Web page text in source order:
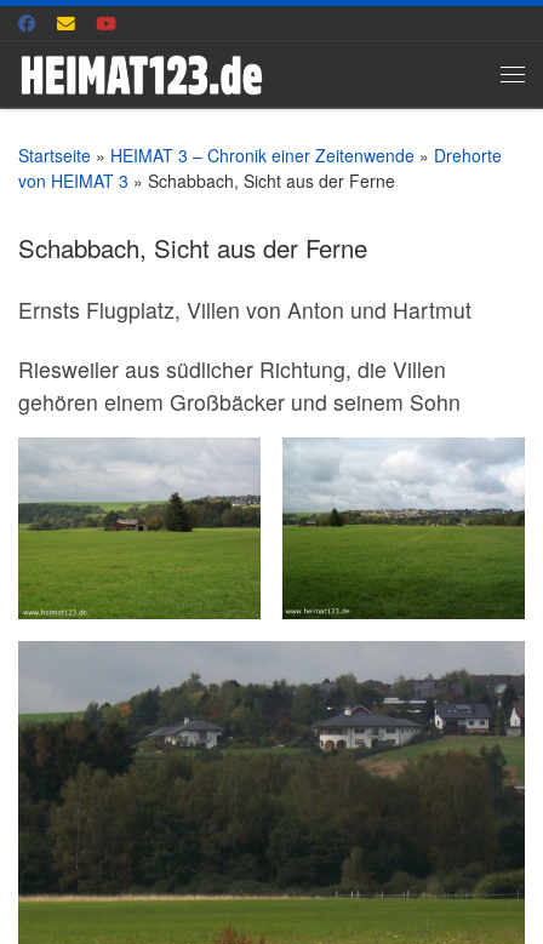
Zum Inhalt springen
Startseite » HEIMAT 3 – Chronik einer Zeitenwende » Drehorte
von HEIMAT 3 » Schabbach, Sicht aus der Ferne
Schabbach, Sicht aus der Ferne
Ernsts Flugplatz, Villen von Anton und Hartmut
Riesweiler aus südlicher Richtung, die Villen
gehören einem Großbäcker und seinem Sohn